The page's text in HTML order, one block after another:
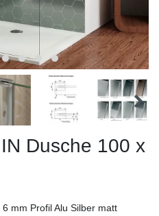
Dusche 100 x
mm Profil Alu Silber matt